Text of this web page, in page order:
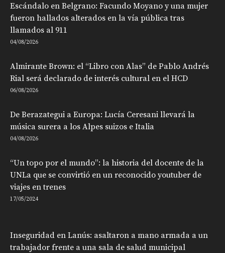
Escándalo en Belgrano: Facundo Moyano y una mujer
fueron hallados alterados en la vía pública tras
llamados al 911
04/08/2026
Almirante Brown: el “Libro con Alas” de Pablo Andrés
Rial será declarado de interés cultural en el HCD
06/08/2026
De Berazategui a Europa: Lucía Ceresani llevará la
música surera a los Alpes suizos e Italia
04/08/2026
“Un topo por el mundo”: la historia del docente de la
UNLa que se convirtió en un reconocido youtuber de
viajes en trenes
17/05/2024
Inseguridad en Lanús: asaltaron a mano armada a un
trabajador frente a una sala de salud municipal